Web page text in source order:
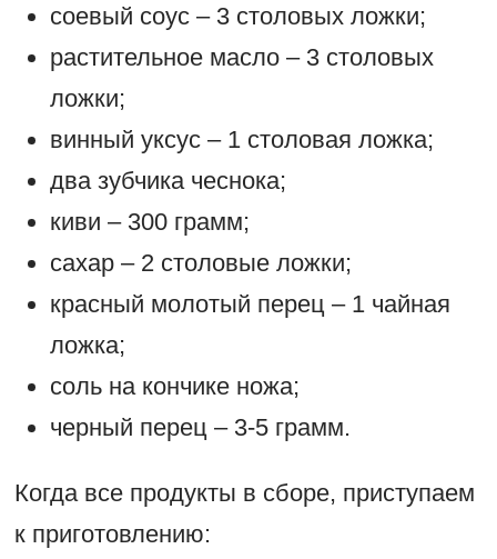
соевый соус – 3 столовых ложки;
растительное масло – 3 столовых
ложки;
винный уксус – 1 столовая ложка;
два зубчика чеснока;
киви – 300 грамм;
сахар – 2 столовые ложки;
красный молотый перец – 1 чайная
ложка;
соль на кончике ножа;
черный перец – 3-5 грамм.
Когда все продукты в сборе, приступаем
к приготовлению: